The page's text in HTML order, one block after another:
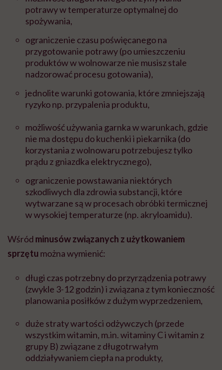
potrawy w temperaturze optymalnej do
spożywania,
ograniczenie czasu poświęcanego na
przygotowanie potrawy (po umieszczeniu
produktów w wolnowarze nie musisz stale
nadzorować procesu gotowania),
jednolite warunki gotowania, które zmniejszają
ryzyko np. przypalenia produktu,
możliwość używania garnka w warunkach, gdzie
nie ma dostępu do kuchenki i piekarnika (do
korzystania z wolnowaru potrzebujesz tylko
prądu z gniazdka elektrycznego),
ograniczenie powstawania niektórych
szkodliwych dla zdrowia substancji, które
wytwarzane są w procesach obróbki termicznej
w wysokiej temperaturze (np. akryloamidu).
Wśród minusów związanych z użytkowaniem
sprzętu można wymienić:
długi czas potrzebny do przyrządzenia potrawy
(zwykle 3-12 godzin) i związana z tym konieczność
planowania posiłków z dużym wyprzedzeniem,
duże straty wartości odżywczych (przede
wszystkim witamin, m.in. witaminy C i witamin z
grupy B) związane z długotrwałym
oddziaływaniem ciepła na produkty,